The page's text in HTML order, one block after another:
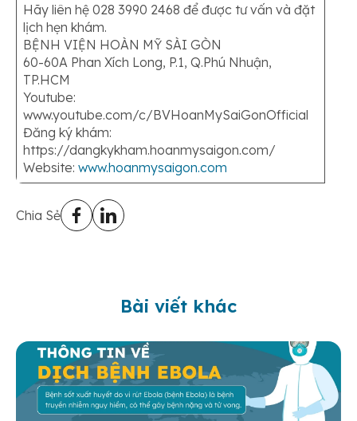
Hãy liên hệ 028 3990 2468 để được tư vấn và đặt
lịch hẹn khám.
BỆNH VIỆN HOÀN MỸ SÀI GÒN
60-60A Phan Xích Long, P.1, Q.Phú Nhuận,
TP.HCM
Youtube:
www.youtube.com/c/BVHoanMySaiGonOfficial
Đăng ký khám:
https://dangkykham.hoanmysaigon.com/
Website: www.hoanmysaigon.com
Chia Sẻ
Bài viết khác